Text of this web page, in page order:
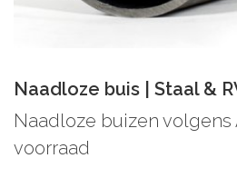
Naadloze buis | Staal &
Naadloze buizen volgens
voorraad